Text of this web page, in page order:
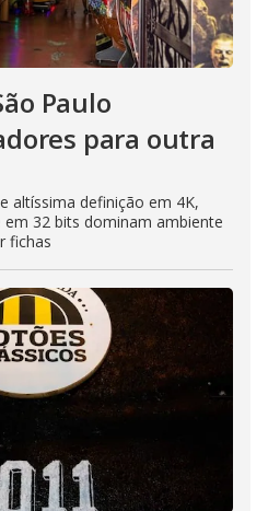
Paulo
para outra
altíssima definição em 4K,
32 bits dominam ambiente
fichas